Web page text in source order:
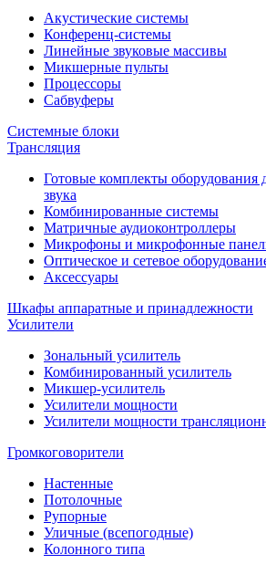
Акустические системы
Конференц-системы
Линейные звуковые массивы
Микшерные пульты
Процессоры
Сабвуферы
Системные блоки
Трансляция
Готовые комплекты оборудования
звука
Комбинированные системы
Матричные аудиоконтроллеры
Микрофоны и микрофонные
Оптическое и сетевое
Аксессуары
Шкафы аппаратные и принадлежности
Усилители
Зональный усилитель
Комбинированный усилитель
Микшер-усилитель
Усилители мощности
Усилители мощности
Громкоговорители
Настенные
Потолочные
Рупорные
Уличные (всепогодные)
Колонного типа